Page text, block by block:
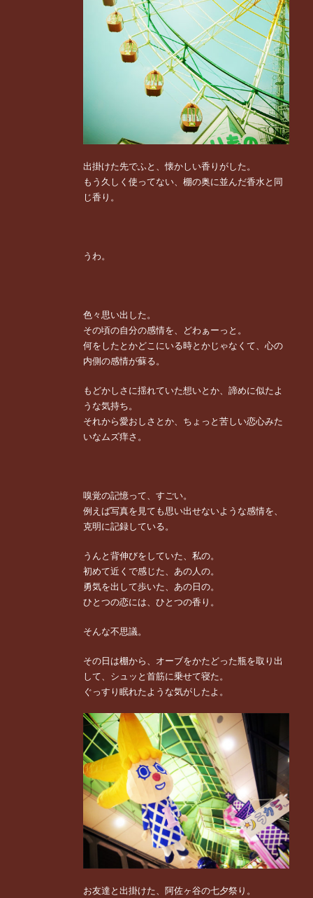
出掛けた先でふと、懐かしい香りがした。
もう久しく使ってない、棚の奥に並んだ香水と同
じ香り。
うわ。
色々思い出した。
その頃の自分の感情を、どわぁーっと。
何をしたとかどこにいる時とかじゃなくて、心の
内側の感情が蘇る。
もどかしさに揺れていた想いとか、諦めに似たよ
うな気持ち。
それから愛おしさとか、ちょっと苦しい恋心みた
いなムズ痒さ。
嗅覚の記憶って、すごい。
例えば写真を見ても思い出せないような感情を、
克明に記録している。
うんと背伸びをしていた、私の。
初めて近くで感じた、あの人の。
勇気を出して歩いた、あの日の。
ひとつの恋には、ひとつの香り。
そんな不思議。
その日は棚から、オーブをかたどった瓶を取り出
して、シュッと首筋に乗せて寝た。
ぐっすり眠れたような気がしたよ。
お友達と出掛けた、阿佐ヶ谷の七夕祭り。